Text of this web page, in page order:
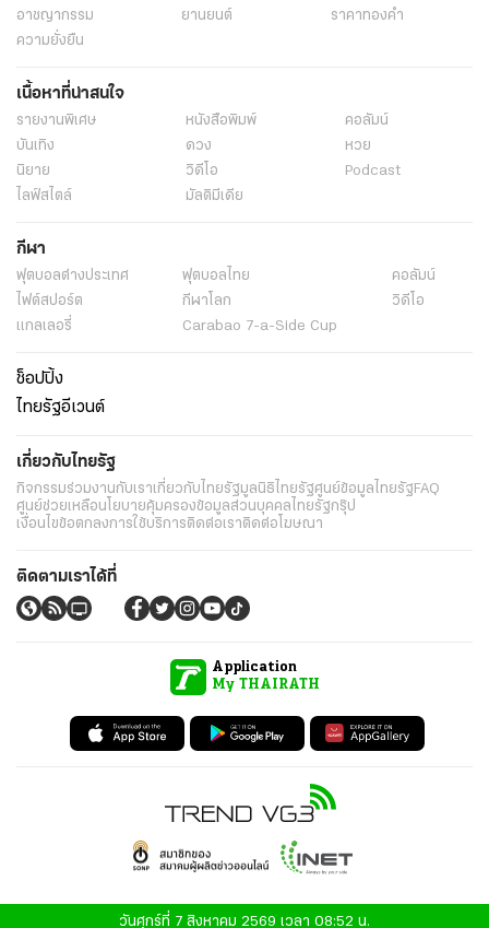
อาชญากรรม
ยานยนต์
ราคาทองคำ
ความยั่งยืน
เนื้อหาที่น่าสนใจ
รายงานพิเศษ หนังสือพิมพ์
คอลัมน์
บันเทิง
ดวง
หวย
นิยาย
วิดีโอ
Podcast
ไลฟ์สไตล์
มัลติมีเดีย
กีฬา
ฟุตบอลต่่างประเทศ ฟุตบอลไทย
คอลัมน์
ไฟต์สปอร์ต
กีฬาโลก
วิดีโอ
แกลเลอรี่
Carabao 7-a-Side Cup
ช็อปปิ้ง
ไทยรัฐอีเวนต์
เกี่ยวกับไทยรัฐ
กิจกรรมร่วมงานกับเราเกี่ยวกับไทยรัฐมูลนิธิไทยรัฐศูนย์ข้อมูลไทยรัฐFAQ
ศูนย์ช่วยเหลือนโยบายคุ้มครองข้อมูลส่วนบุคคลไทยรัฐกรุ๊ป
เงื่อนไขข้อตกลงการใช้บริการติดต่อเราติดต่อโฆษณา
ติดตามเราได้ที่
Application
My THAIRATH
วันศุกร์ที่ 7 สิงหาคม 2569 เวลา 08:52 น.